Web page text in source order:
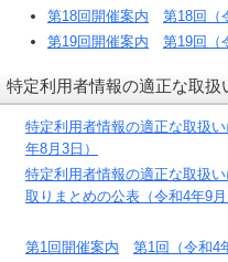
第18回開催案内
第18回（
第19回開催案内
第19回（
特定利用者情報の適正な取
特定利用者情報の適正な取扱
年8月3日）
特定利用者情報の適正な取扱
取りまとめの公表（令和4年9月
第1回開催案内
第1回（令和4